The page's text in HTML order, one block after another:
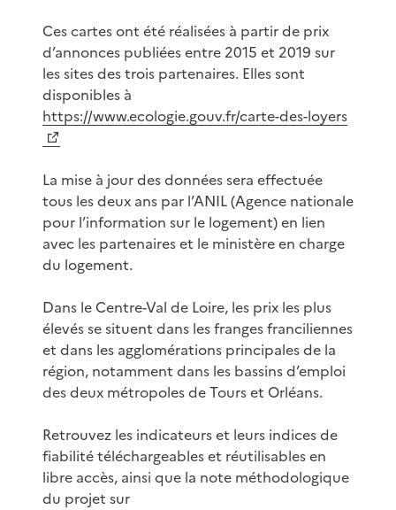
Ces cartes ont été réalisées à partir de prix
d’annonces publiées entre 2015 et 2019 sur
les sites des trois partenaires. Elles sont
disponibles à
https://www.ecologie.gouv.fr/carte-des-loyers
La mise à jour des données sera effectuée
tous les deux ans par l’ANIL (Agence nationale
pour l’information sur le logement) en lien
avec les partenaires et le ministère en charge
du logement.
Dans le Centre-Val de Loire, les prix les plus
élevés se situent dans les franges franciliennes
et dans les agglomérations principales de la
région, notamment dans les bassins d’emploi
des deux métropoles de Tours et Orléans.
Retrouvez les indicateurs et leurs indices de
fiabilité téléchargeables et réutilisables en
libre accès, ainsi que la note méthodologique
du projet sur